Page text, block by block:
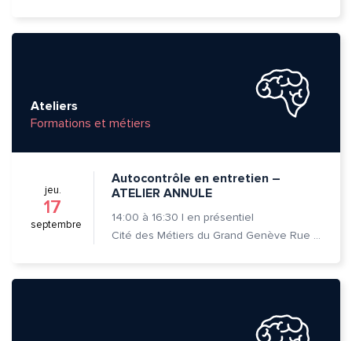
Ateliers
Formations et métiers
jeu.
17
septembre
Autocontrôle en entretien –
ATELIER ANNULE
14:00 à 16:30 | en présentiel
Cité des Métiers du Grand Genève Rue Prévost-Martin 6 1205 Genève